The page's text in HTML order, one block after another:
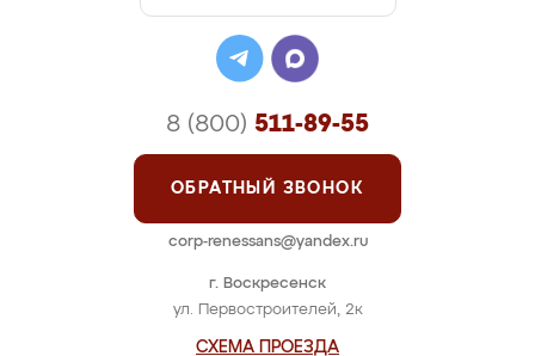
г. Воскресенск
ул. Первостроителей, 2к
СХЕМА ПРОЕЗДА
8 (800) 511-89-55
ОБРАТНЫЙ ЗВОНОК
corp-renessans@yandex.ru